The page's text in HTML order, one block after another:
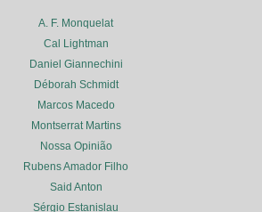
A. F. Monquelat
Cal Lightman
Daniel Giannechini
Déborah Schmidt
Marcos Macedo
Montserrat Martins
Nossa Opinião
Rubens Amador Filho
Said Anton
Sérgio Estanislau